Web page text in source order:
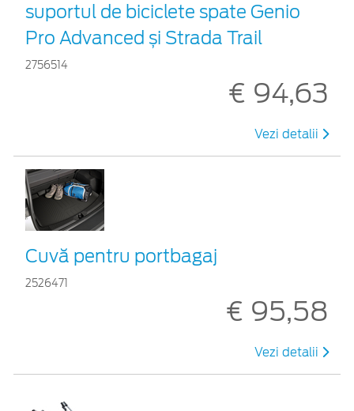
suportul de biciclete spate Genio
Pro Advanced și Strada Trail
2756514
€ 94,63
Vezi detalii
Cuvă pentru portbagaj
2526471
€ 95,58
Vezi detalii